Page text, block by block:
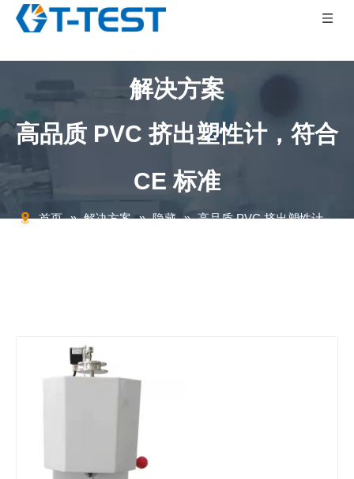
解决方案
高品质 PVC 挤出塑性计，符合
CE 标准
首页 » 解决方案 » 隐藏 » 高品质 PVC 挤出塑性计，